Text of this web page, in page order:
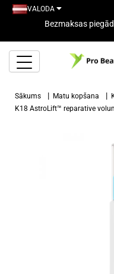
VALODA
Bezmaksas
Sākums Matu kopšana
K18 AstroLift™ reparative